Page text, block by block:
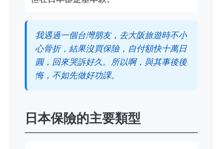
我遇過一個台灣朋友，去大阪旅遊時不小
心骨折，結果沒買保險，自付額快十萬日
圓，回來哭訴好久。所以啊，與其事後後
悔，不如先做好功課。
日本保險的主要類型